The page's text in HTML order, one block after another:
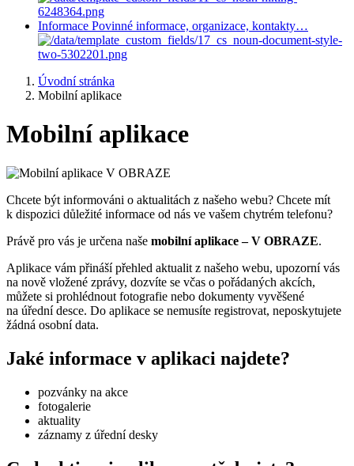
Informace Povinné informace, organizace, kontakty…
Úvodní stránka
Mobilní aplikace
Mobilní aplikace
Chcete být informováni o aktualitách z našeho webu? Chcete mít
k dispozici důležité informace od nás ve vašem chytrém telefonu?
Právě pro vás je určena naše mobilní aplikace – V OBRAZE.
Aplikace vám přináší přehled aktualit z našeho webu, upozorní vás
na nově vložené zprávy, dozvíte se včas o pořádaných akcích,
můžete si prohlédnout fotografie nebo dokumenty vyvěšené
na úřední desce. Do aplikace se nemusíte registrovat, neposkytujete
žádná osobní data.
Jaké informace v aplikaci najdete?
pozvánky na akce
fotogalerie
aktuality
záznamy z úřední desky